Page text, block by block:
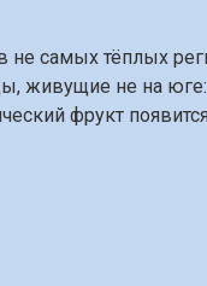
не самых тёплых
живущие не на
фрукт